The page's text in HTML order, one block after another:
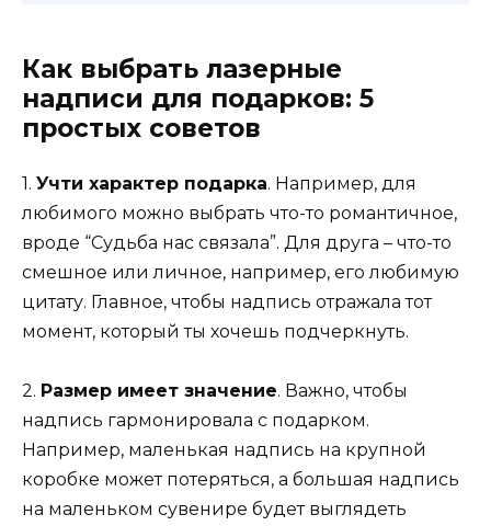
Как выбрать лазерные
надписи для подарков: 5
простых советов
1. Учти характер подарка. Например, для
любимого можно выбрать что-то романтичное,
вроде “Судьба нас связала”. Для друга – что-то
смешное или личное, например, его любимую
цитату. Главное, чтобы надпись отражала тот
момент, который ты хочешь подчеркнуть.
2. Размер имеет значение. Важно, чтобы
надпись гармонировала с подарком.
Например, маленькая надпись на крупной
коробке может потеряться, а большая надпись
на маленьком сувенире будет выглядеть